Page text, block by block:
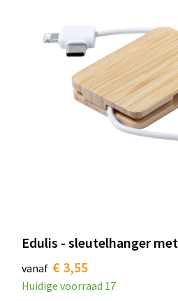
Edulis - sleutelhanger
vanaf € 3,55
Huidige voorraad 17